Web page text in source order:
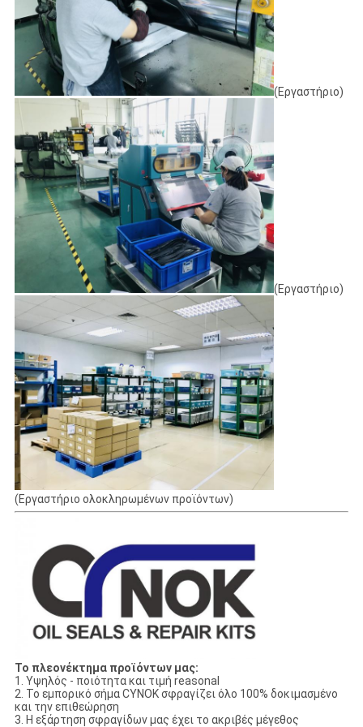
(Εργαστήριο)
(Εργαστήριο)
(Εργαστήριο ολοκληρωμένων προϊόντων)
Το πλεονέκτημα προϊόντων μας:
1. Υψηλός - ποιότητα και τιμή reasonal
2. Το εμπορικό σήμα CYNOK σφραγίζει όλο 100% δοκιμασμένο
και την επιθεώρηση
3. Η εξάρτηση σφραγίδων μας έχει το ακριβές μέγεθος